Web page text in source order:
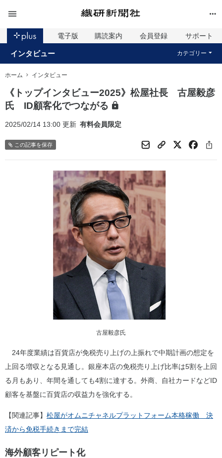
電子版 購読案内 会員登録 サポート
インタビュー カテゴリー
ホーム インタビュー
《トップインタビュー2025》松屋社長 古屋毅彦
氏 ID顧客化でつながる
2025/02/14 13:00 更新 有料会員限定
この記事を保存
古屋毅彦氏
24年度業績は百貨店が免税売り上げの上振れで中期計画の想定を
上回る増収となる見通し。銀座本店の免税売り上げ比率は5割を上回
る月もあり、年間を通しても4割に達する。外商、自社カードなどID
顧客を基盤に百貨店の収益力を強化する。
【関連記事】 松屋がオムニチャネルプラットフォーム本格稼働 決
済から免税手続きまで完結
海外顧客リピート化